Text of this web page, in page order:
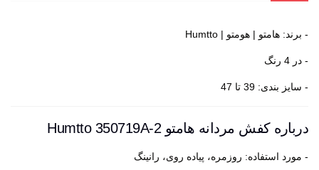
- برند: هامتو | هومتو | Humtto
- در 4 رنگ
- سایز بندی: 39 تا 47
درباره کفش مردانه هامتو Humtto 350719A-2
- مورد استفاده: روزمره، پیاده روی، رانینگ